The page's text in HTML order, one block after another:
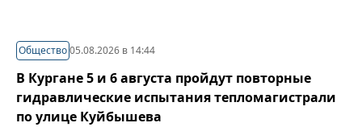
Общество05.08.2026 в 14:44
В Кургане 5 и 6 августа пройдут повторные
гидравлические испытания тепломагистрали
по улице Куйбышева